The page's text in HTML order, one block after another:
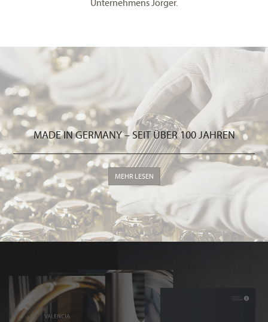
MADE IN GERMANY – SEIT ÜBER 100 JAHREN
MEHR LESEN